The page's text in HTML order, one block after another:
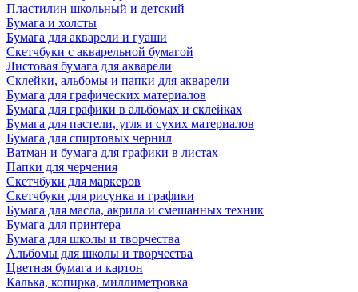
Пластилин школьный и детский
Бумага и холсты
Бумага для акварели и гуаши
Скетчбуки с акварельной бумагой
Листовая бумага для акварели
Склейки, альбомы и папки для акварели
Бумага для графических материалов
Бумага для графики в альбомах и склейках
Бумага для пастели, угля и сухих материалов
Бумага для спиртовых чернил
Ватман и бумага для графики в листах
Папки для черчения
Скетчбуки для маркеров
Скетчбуки для рисунка и графики
Бумага для масла, акрила и смешанных техник
Бумага для принтера
Бумага для школы и творчества
Альбомы для школы и творчества
Цветная бумага и картон
Калька, копирка, миллиметровка